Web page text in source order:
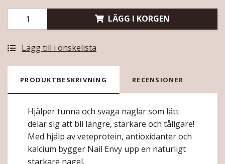
LÄGG I KORGEN
Lägg till i önskelista
PRODUKTBESKRIVNING RECENSIONER
Hjälper tunna och svaga naglar som lätt
delar sig att bli längre, starkare och tåligare!
Med hjälp av veteprotein, antioxidanter och
kalcium bygger Nail Envy upp en naturligt
starkare nagel.